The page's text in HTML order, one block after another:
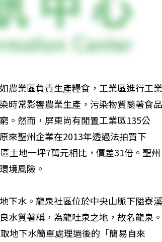
農業區負責生產糧食，工業區進行工業
時常影響農業生產，污染物質隨著食品
。然而，屏東尚有閒置工業區135公
來聖州企業在2013年透過法拍買下
土地一坪7萬元相比，價差31倍。聖州
境風險。
下水。龍泉社區位於中央山脈下隘寮溪
水質著稱，為龍吐泉之地，故名龍泉。
地下水簡單處理過後的「簡易自來